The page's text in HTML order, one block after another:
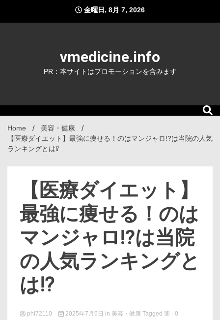
content
金曜日, 8月 7, 2026
vmedicine.info
PR：本サイトはプロモーションを含みます
Home
美容・健康
【医療ダイエット】最強に痩せる！のはマンジャロ!?は当院の人気
ランキングとは⁉
【医療ダイエット】
最強に痩せる！のは
マンジャロ!?は当院
の人気ランキングと
は⁉
phi72110 2025年7月6日 in 美容・健康 Tagged 薬 - 0